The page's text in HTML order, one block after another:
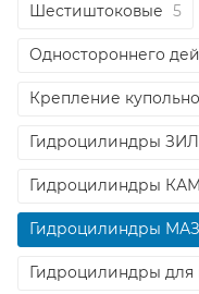
Шестиштоковые 5
Одностороннего
Крепление
Гидроцилиндры ЗИЛ
Гидроцилиндры
Гидроцилиндры МАЗ
Гидроцилиндры для